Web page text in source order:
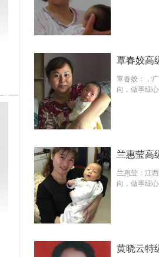
覃春姣高
覃春姣：，
向，做事细
兰惠莹高
兰惠莹：江
向，做事细
黄晓云特